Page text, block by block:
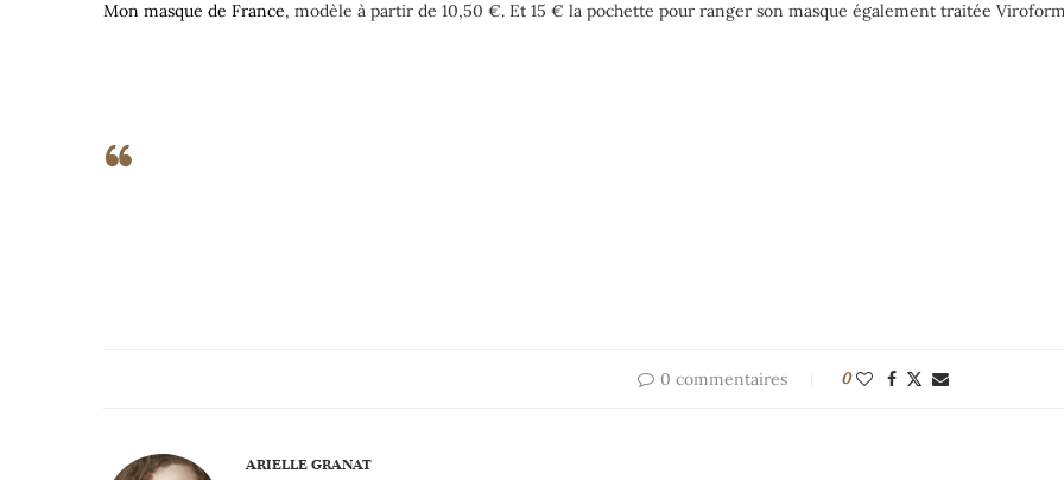
Mon masque de France, modèle à partir de 10,50 €. Et 15 € la pochette pour ranger son masque également traitée
0 commentaires 0
ARIELLE GRANAT